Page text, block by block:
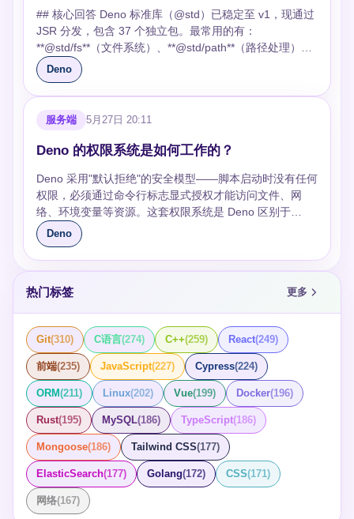
?? 4); const chunks = [/* split big data here */]; for (let i =
0; i < chunks.length; i += concurrency) { const batch =
chunks.slice(i, i + concurrency); await
Promise.all(batch.map((chunk) =>
allow-env main.ts ``` ### Deno 的 deno task 和 Worker
npm scripts，用来定义 `test`、`dev`、`build` 这类命令；
Worker 是运行时代码里的并行执行机制。两者可以配
合，例如用 `deno task process` 启动一个会创建 Worker
池的批处理程序。面试里如果把二者混为一谈，通常说明
只看过标题没真正写过 Deno。项目里建议把常用命令写
进 `deno.json`，把 Worker 并发、权限和入口文件固定下
task` 里写权限时要尽量精确，比如只允许读输入目录、
只允许写输出目录。把权限写进脚本后，团队成员运行同
read --allow-write --allow-env main.ts", "test": "deno test
--allow-read" } } ``` Deno 的 Worker 任务模型真正有价值
的地方，是把重计算从主流程里拆出去，同时保留清晰的
权限和启动命令。用之前先判断任务是否足够重、数据是
否好切分、失败后是否能重试，比盲目并行更重要。
推荐 Arrange、Act、Assert 三段式，但不用机械地写注
释，关键是让准备数据、执行动作、验证结果一眼能分
开。涉及数据库、临时目录、端口监听时，每个测试都要
创建自己的隔离环境，不能依赖前一个测试留下的状态。
并行执行能节省时间，但共享全局变量、固定端口、固定
临时目录。固定写 `./tmp/result.json` 这类路径，在并行
测试和重复运行时都容易互相污染。 ```json { "tasks": {
"test": "deno test --allow-read=./fixtures", "test:ci": "deno
test --coverage=coverage --fail-fast" }, "test": { "include":
["src/**/*_test.ts", "tests/**/*.ts"], "exclude": ["vendor/"] } }
``` ### 覆盖率和 CI 里应该关注什么？ 覆盖率可以用
`deno test --coverage=coverage` 生成原始数据，再用
`deno coverage` 输出文本、LCOV 或 HTML。覆盖率适
合发现“完全没测到”的分支，但不应该变成唯一目标，因
为 90% 覆盖率也可能没有断言关键行为。CI 里更重要的
是固定命令、固定权限、失败快速暴露，并把网络类测试
测，合并前或夜间任务再跑慢集成测试，这样不会让开发
反馈变得太慢。覆盖率目录也要在 CI 中清理，避免上一
次运行留下的数据影响这一次报告。对于分支很多的业务
代码，可以把覆盖率报告当成提示，再回头检查断言是不
是验证了业务结果，而不是只执行了代码。 ```bash deno
task test:ci deno coverage coverage --lcov --
output=coverage.lcov deno coverage coverage --html
``` Deno 测试框架的优势在于默认严格、命令少、和运行
时边界一致。写好它的关键不是堆断言，而是把权限、资
源清理、异步失败和测试隔离一起设计好。
护着所有打开的文件、网络连接等资源。未关闭的资源会
持续占用文件描述符和内存，且资源表本身也会增长。始
终在 `finally` 块中关闭资源： ```typescript const file =
await Deno.open("data.txt"); try { const content = await
Deno.readAll(file); return processContent(content); }
`ReadableStream` 进行流式处理，避免将整个文件加载
processLargeFile(path: string) { const file = await
Deno.open(path); const stream = file.readable
.pipeThrough(new TextDecoderStream())
.pipeThrough(new TransformStream({ transform(chunk,
controller) { controller.enqueue(processChunk(chunk));
} })); for await (const result of stream) {
FinalizationRegistry**：对于缓存场景，使用 `WeakRef`
避免缓存对象阻止 GC 回收，配合 `FinalizationRegistry`
上限，防止内存泄漏导致进程 OOM。同时可以通过
`Deno.memoryUsage()` 监控内存使用情况。 ## Deno
的并发模型如何影响性能？ Deno 的并发模型基于 V8 的
事件循环，单线程内通过异步 I/O 实现非阻塞。对于 CPU
密集型任务，Deno 提供了 Web Worker 和
`Deno.UnsafelyUseFinalizationRegistry` 等机制。 **Web
Worker 并行处理 CPU 密集型任务**： ```typescript //
main.ts const worker = new Worker( new
URL("./worker.ts", import.meta.url), { type: "module" } );
worker.postMessage({ data: largeDataset });
worker.onmessage = (e) => { console.log("Result:",
返回进程存活状态，用于 K8s livenessProbe - `/ready` 返
回服务就绪状态（依赖是否连上），用于 readinessProbe
监控方面，结构化日志（JSON 格式）比 console.log 更
有利于日志平台解析。Deno 2.x 支持
`Deno.memoryUsage()` 获取内存指标，配合定时上报可
流程比 Node.js 简单——不需要 `npm install`，`deno
fmt --check` 必须加，Deno 内置了这些工具没有理由不用
利用层缓存加速构建 - 镜像 tag 用 git SHA 而不是
`latest`，否则回滚时找不到版本 ## 追问方向 - Deno
Deploy 和 Cloudflare Workers 在架构上有什么区别？
（冷启动、运行时限制、KV 存储） - `deno compile` 编
译出的二进制在 Alpine 镜像里能直接跑吗？（不能，
的权限系统在容器内被绕过怎么办？（容器本身是安全边
界，Deno 权限是应用层防护，两者互补）
行验证。 **动态导入不会自动打包。** 静态分析能识别的
动态 import 会被包含，但运行时拼装的路径不会。需要用
`--include` 显式声明： ```bash deno compile --
include=./plugins/plugin.ts app.ts ``` Web Worker 的代码
同理，也需 `--include` 手动加入。 **权限编译时锁定。**
`--allow-net` 等标志在编译时写死，运行时无法突破，也
无法降级。这意味着如果将来需要新权限，必须重新编
deno compile | pkg (Node) | nexe (Node) | |------|---------
令 | 需要 package.json 和配置 | 需要配置和构建脚本 | |
跨平台编译 | 原生支持 --target | 有限支持 | 有限支持 | |
产物体积 | 50-100 MB | 40-80 MB | 40-70 MB | | 维护状
态 | Deno 官方维护 | 社区维护，更新慢 | 社区维护，更新
慢 | deno compile 的核心优势不在体积，而在于零配置和
为什么体积大？能否压缩？——因为嵌入了 V8 和
denort，upx 可压缩但有兼容风险。 - 动态导入的模块为
什么不会被打包？如何解决？——编译器只做静态分析，
运行时才能确定路径的 import 会被跳过，用 `--include`
显式包含。 - 编译时锁定的权限是否意味着安全性更强？
——是，但也丧失了灵活性，需根据场景取舍。
中配置，可将 URL 映射为简短别名，是目前推荐的做
法。 ## 依赖管理方案 早期 Deno 推荐 `deps.ts` 模式
——将所有远程依赖集中到一个文件重新导出，应用代码
只从 deps.ts 导入。现在更推荐使用 `deno.json` 的
imports 字段，本质上是标准 Import Maps： ```json {
"imports": { "oak": "jsr:@oak/oak@^12.6.1", "std/":
"https://deno.land/std@0.208.0/" } } ``` JSR（jsr.io）是
配合 `deno add jsr:@oak/oak` 直接安装依赖。 ## 与
全局缓存，不污染项目目录 - **无 package.json**：用
deno.json 或 deps.ts 替代 - **必须带扩展名**：本地导入
必须写 `.ts`，与浏览器行为一致 - **权限控制**：导入远程
模块需要 `--allow-net`，运行时受沙箱约束 ## 版本锁定
`deno.lock` 文件记录依赖的精确版本和完整性哈希，类似
npm 的 package-lock.json。CI 环境中用 `deno install --
全隐患？如何规避？ URL 导入指向的代码可能被篡改
（供应链攻击）。规避方式：始终锁定版本号、使用 lock
文件校验哈希、优先从 JSR 等可信注册表安装、配置
`DENO_AUTH_TOKENS` 访问私有仓库。
## 核心回答 Deno 标准库（@std）已稳定至 v1，现通过
JSR 分发，包含 37 个独立包。最常用的有：
**@std/fs**（文件系统）、**@std/path**（路径处理）、
**@std/http**（HTTP 服务）、**@std/assert**（断言测
试）、**@std/async**（异步工具）、
**@std/encoding**（编解码）、**@std/collections**（集
合操作）、**@std/fmt**（格式化输出）。 导入方式已从
不推荐） import { serve } from
（JSR） import { serve } from "@std/http"; ``` ## 模块详
解 **@std/fs** 提供 ensureDir、copy、walk 等文件操
作，比手动调用 Deno API 更安全——自动处理目录不存
在等边界情况。 **@std/path** 等价于 Node.js 的 path 模
块，提供 join、resolve、basename 等，跨平台兼容。
**@std/http** 用于快速搭建 HTTP 服务，`serve()` 接收
**@std/assert** 是 Deno 测试的标配断言库，
assertEquals、assertThrows 覆盖绝大多数场景。
**@std/async** 提供 delay、retry、debounce 等异步工
具，retry 支持指数退避策略。 **@std/encoding** 处理
base64、hex、varint 等编解码，是网络和存储场景的基
础依赖。 ## 注意事项 部分模块仍标记为
UNSTABLE（0.x 版本），如 @std/log、
@std/datetime、@std/io，生产环境慎用。标准库各包独
立版本管理，成熟度不同，导入前需确认稳定状态。 ##
追问方向 - Deno 标准库和 Node.js 内置模块相比，设计
理念有什么不同？（提示：ESM-only、无全局污染、独立
版本） - @std/http 能否替代 Oak 等框架？什么场景下需
要引入第三方框架？（提示：路由、中间件、请求校验）
- 标准库模块的 UNSTABLE 标记意味着什么？如何判断能
Deno
服务端 5月27日 20:11
Deno 的权限系统是如何工作的？
Deno 采用"默认拒绝"的安全模型——脚本启动时没有任何
权限，必须通过命令行标志显式授权才能访问文件、网
络、环境变量等资源。这套权限系统是 Deno 区别于
Node.js 的核心安全特性。 ## 核心机制 权限以 `--allow-*`
标志授予，支持通配和精确指定两种模式： ```bash # 通
配：允许所有网络访问 deno run --allow-net app.ts # 精
net=api.example.com app.ts ``` 主要权限标志包括 `--
allow-read`、`--allow-write`、`--allow-net`、`--allow-
env`、`--allow-run`、`--allow-sys`、`--allow-hrtime` 和 `-
-allow-ffi`，均可通过 `=` 指定白名单。Deno 1.36 起还支
持 `--deny-*` 黑名单，优先级高于 `--allow-*`，可在宽泛
授权下排除特定资源。 ## 运行时权限查询 代码中可通过
`Deno.permissions` API 检查和请求权限： ```typescript
const status = await Deno.permissions.query({ name:
"net" }); // status.state → "granted" | "prompt" | "denied"
const req = await Deno.permissions.request({ name:
"read", path: "/tmp" }); // 运行时弹出交互提示 ``` 也可调
用 `Deno.permissions.revoke()` 主动放弃已获权限，实
现最小权限的动态收缩。 ## 子进程权限的陷阱 `--allow-
run` 授予的子进程不在 Deno 沙箱内运行，它继承宿主系
Deno
热门标签 更多
Git(310) C语言(274) C++(259) React(249)
前端(235) JavaScript(227) Cypress(224)
ORM(211) Linux(202) Vue(199) Docker(196)
Rust(195) MySQL(186) TypeScript(186)
Mongoose(186) Tailwind CSS(177)
ElasticSearch(177) Golang(172) CSS(171)
网络(167)